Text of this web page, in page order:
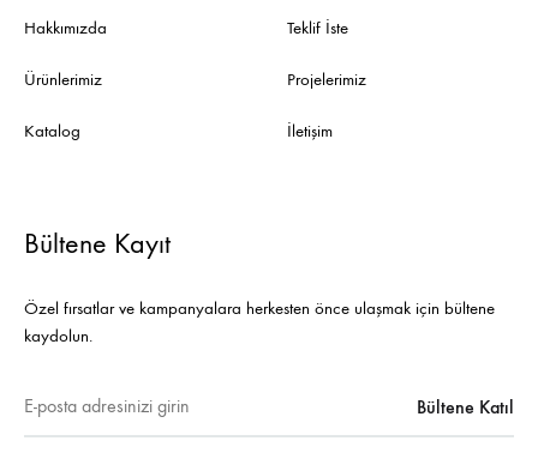
Hakkımızda
Ürünlerimiz
Katalog
Teklif İste
Projelerimiz
İletişim
Bültene Kayıt
Özel fırsatlar ve kampanyalara herkesten önce ulaşmak için bültene
kaydolun.